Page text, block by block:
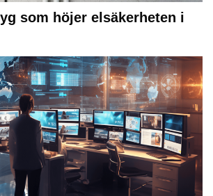
som höjer elsäkerheten i